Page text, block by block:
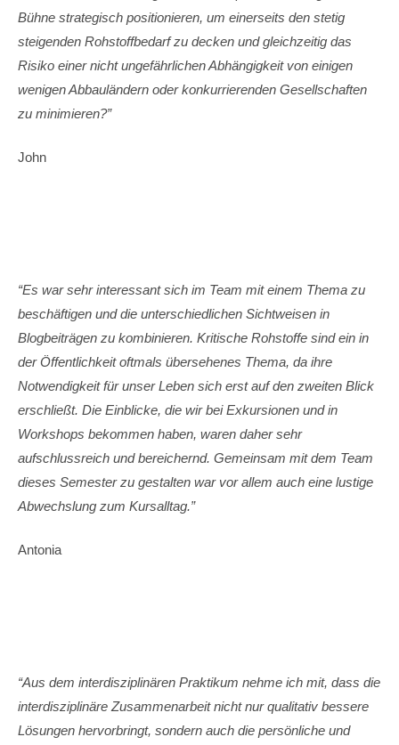
Bühne strategisch positionieren, um einerseits den stetig
steigenden Rohstoffbedarf zu decken und gleichzeitig das
Risiko einer nicht ungefährlichen Abhängigkeit von einigen
wenigen Abbauländern oder konkurrierenden Gesellschaften
zu minimieren?”
John
“Es war sehr interessant sich im Team mit einem Thema zu
beschäftigen und die unterschiedlichen Sichtweisen in
Blogbeiträgen zu kombinieren. Kritische Rohstoffe sind ein in
der Öffentlichkeit oftmals übersehenes Thema, da ihre
Notwendigkeit für unser Leben sich erst auf den zweiten Blick
erschließt. Die Einblicke, die wir bei Exkursionen und in
Workshops bekommen haben, waren daher sehr
aufschlussreich und bereichernd. Gemeinsam mit dem Team
dieses Semester zu gestalten war vor allem auch eine lustige
Abwechslung zum Kursalltag.”
Antonia
“Aus dem interdisziplinären Praktikum nehme ich mit, dass die
interdisziplinäre Zusammenarbeit nicht nur qualitativ bessere
Lösungen hervorbringt, sondern auch die persönliche und